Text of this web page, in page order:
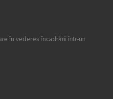
în vederea încadrării într-un